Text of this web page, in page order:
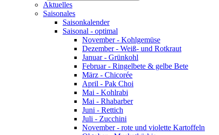
Aktuelles
Saisonales
Saisonkalender
Saisonal - optimal
November - Kohlgemüse
Dezember - Weiß- und Rotkraut
Januar - Grünkohl
Februar - Ringelbete & gelbe Bete
März - Chicorée
April - Pak Choi
Mai - Kohlrabi
Mai - Rhabarber
Juni - Rettich
Juli - Zucchini
November - rote und violette Kartoffeln